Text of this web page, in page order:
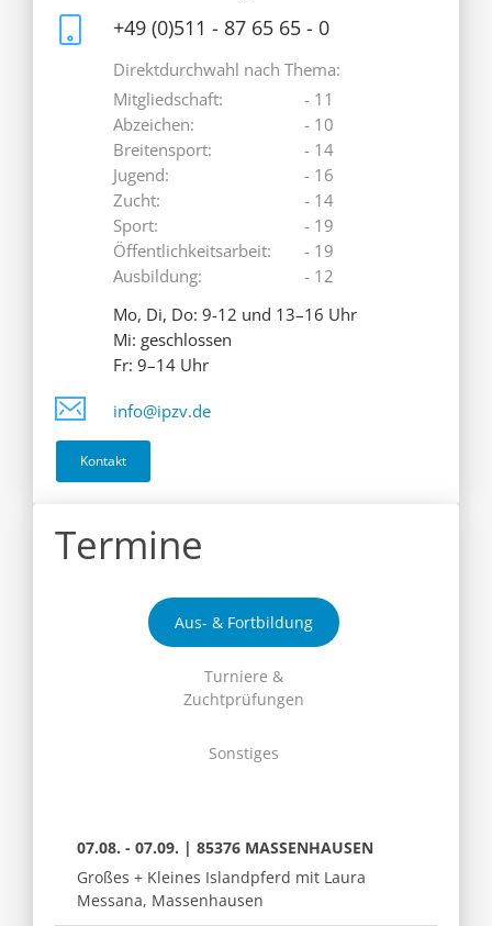
+49 (0)511 - 87 65 65 - 0
Direktdurchwahl nach Thema:
Mitgliedschaft:
Abzeichen:
Breitensport:
Jugend:
Zucht:
Sport:
Öffentlichkeitsarbeit:
Ausbildung:
- 11
- 10
- 14
- 16
- 14
- 19
- 19
- 12
Mo, Di, Do: 9-12 und 13–16 Uhr
Mi: geschlossen
Fr: 9–14 Uhr
info@ipzv.de
Kontakt
Termine
Aus- & Fortbildung
Turniere &
Zuchtprüfungen
Sonstiges
07.08. - 07.09. | 85376 MASSENHAUSEN
Großes + Kleines Islandpferd mit Laura
Messana, Massenhausen